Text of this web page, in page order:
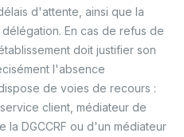
d'attente, ainsi que la
En cas de refus de
doit justifier son
l'absence
de voies de recours :
client, médiateur de
la DGCCRF ou d'un médiateur